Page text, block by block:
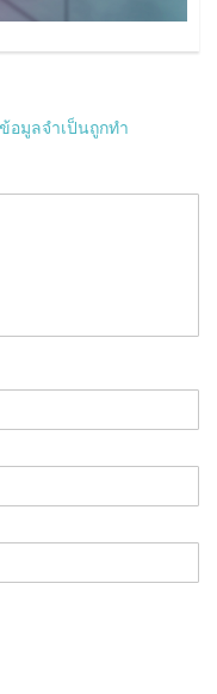
อมูลจำเป็นถูกทำ